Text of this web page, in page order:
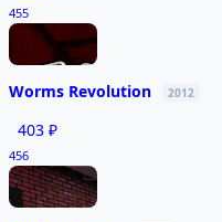
455
Worms Revolution 2012
403 ₽
456